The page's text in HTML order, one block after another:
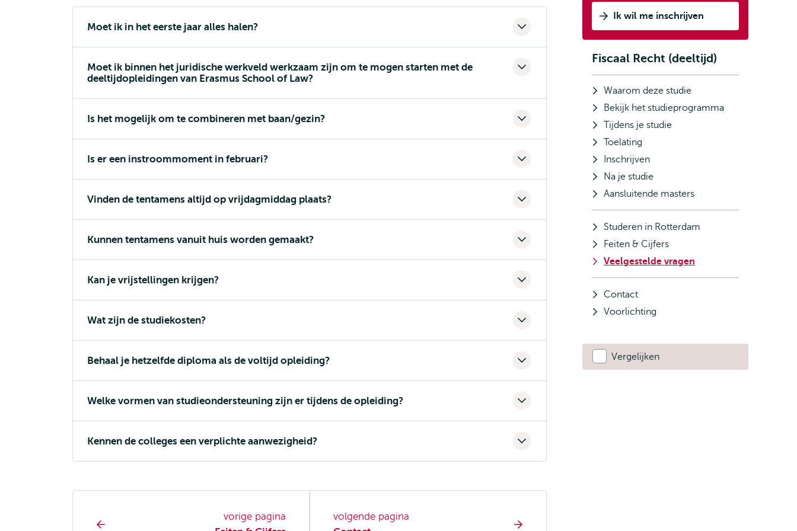
Moet ik in het eerste jaar alles halen?
Moet ik binnen het juridische werkveld werkzaam zijn om te mogen starten met de
deeltijdopleidingen van Erasmus School of Law?
Is het mogelijk om te combineren met baan/gezin?
Is er een instroommoment in februari?
Vinden de tentamens altijd op vrijdagmiddag plaats?
Kunnen tentamens vanuit huis worden gemaakt?
Kan je vrijstellingen krijgen?
Wat zijn de studiekosten?
Behaal je hetzelfde diploma als de voltijd opleiding?
Welke vormen van studieondersteuning zijn er tijdens de opleiding?
Kennen de colleges een verplichte aanwezigheid?
pagina
vorige pagina
volgende pagina
Ik wil me inschrijven
Subnavigatie
Fiscaal Recht (deeltijd)
Waarom deze studie
Bekijk het studieprogramma
Tijdens je studie
Toelating
Inschrijven
Na je studie
Aansluitende masters
Studeren in Rotterdam
Feiten & Cijfers
Veelgestelde vragen
Contact
Voorlichting
Vergelijken